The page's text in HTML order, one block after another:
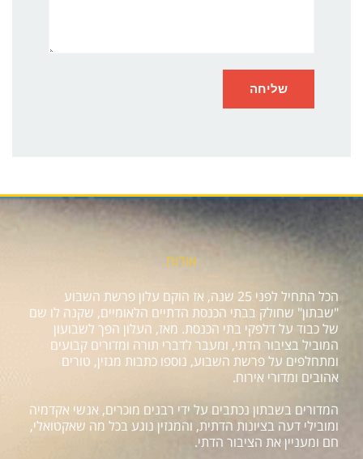
אודות
הכל התחיל לפני 25 שנה, אז הוקם עלון פרשת השבוע
"שבתון" שחולק בבתי הכנסת הדתיים הלאומיים, שקנה לו שם
של כבוד על דלפקי בתי הכנסת. מאז, העלון הפך לשבועון
המוביל בציבור הדתי, ומעבר לדברי תורה ומדורים קבועים
ומתחלפים על פרשת השבוע, נוספו כתבות מגזין, טורים
אהובים ומדורי אירוח.
המדורים בשבתון נכתבים על ידי רבנים מוכרים, אנשי אקדמיה
ומובילי דעה בציונות הדתית, והמגזין נוגע בכל מה שאקטואלי,
חם ומעניין את הציבור הדתי.